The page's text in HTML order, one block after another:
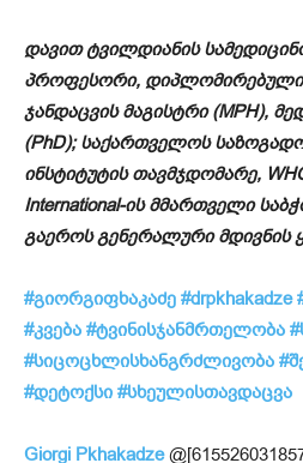
დავით ტვილდიანის
პროფესორი, დიპლომირებული
ჯანდაცვის მაგისტრი (MPH),
(PhD); საქართველოს
ინსტიტუტის თავმჯდომარე,
International-ის მმართველი
გაეროს გენერალური
#გიორგიფხაკაძე #drpkhakadze
#კვება #ტვინისჯანმრთელობა #
#სიცოცხლისხანგრძლივობა #
#დეტოქსი #სხეულისთავდაცვა
Giorgi Pkhakadze